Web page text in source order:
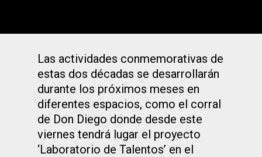
Las actividades conmemorativas de
estas dos décadas se desarrollarán
durante los próximos meses en
diferentes espacios, como el corral
de Don Diego donde desde este
viernes tendrá lugar el proyecto
‘Laboratorio de Talentos’ en el